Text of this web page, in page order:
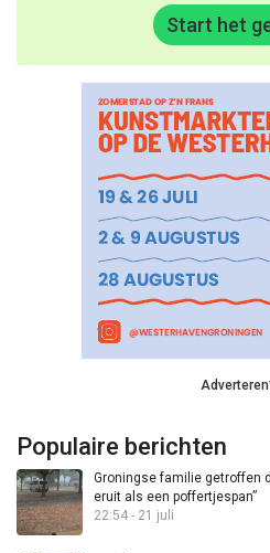
Start het
Populaire berichten
Groningse familie getroffen
eruit als een poffertjespan”
22:54 - 21 juli